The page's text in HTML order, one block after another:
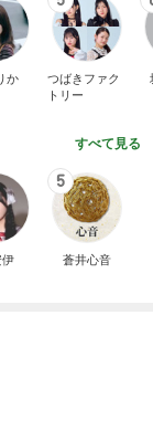
すべて見る
5
蒼井心音